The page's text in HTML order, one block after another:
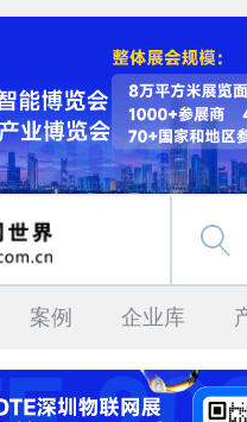
案例 企业库